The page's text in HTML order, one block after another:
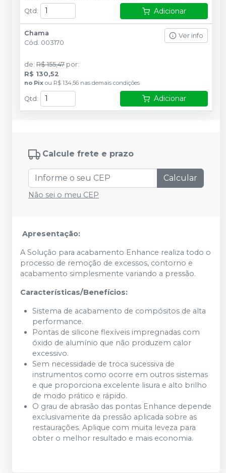
Qtd : Adicionar
Chama
Cód. 003170
Ver info
de: R$ 155,47 por:
R$ 130,52
no Pix ou R$ 134,56 nas demais condições
Qtd: Adicionar
Calcule frete e prazo
Calcular
Não sei o meu CEP
Apresentação:
A Solução para acabamento Enhance realiza todo o
processo de remoção de excessos, contorno e
acabamento simplesmente variando a pressão.
Características/Benefícios:
Sistema de acabamento de compósitos de alta
performance.
Pontas de silicone flexíveis impregnadas com
óxido de alumínio que não produzem calor
excessivo.
Sem necessidade de troca sucessiva de
instrumentos como ocorre em outros sistemas
e que proporciona excelente lisura e alto brilho
de modo prático e rápido.
O grau de abrasão das pontas Enhance depende
exclusivamente da pressão aplicada sobre as
restaurações. Aplique com muita leveza para
obter o melhor resultado e mais economia.